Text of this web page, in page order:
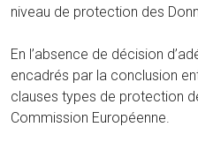
niveau de protection des
En l’absence de décision
encadrés par la conclusion
clauses types de protection
Commission Européenne.